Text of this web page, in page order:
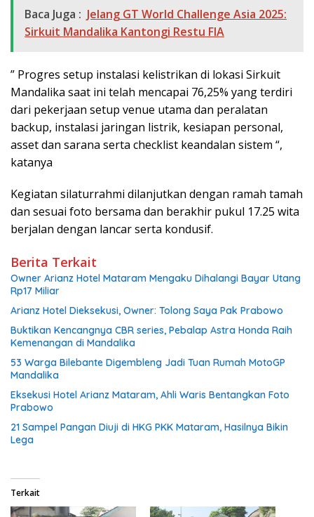
Baca Juga : Jelang GT World Challenge Asia 2025:
Sirkuit Mandalika Kantongi Restu FIA
” Progres setup instalasi kelistrikan di lokasi Sirkuit
Mandalika saat ini telah mencapai 76,25% yang terdiri
dari pekerjaan setup venue utama dan peralatan
backup, instalasi jaringan listrik, kesiapan personal,
asset dan sarana serta checklist keandalan sistem “,
katanya
Kegiatan silaturrahmi dilanjutkan dengan ramah tamah
dan sesuai foto bersama dan berakhir pukul 17.25 wita
berjalan dengan lancar serta kondusif.
Berita Terkait
Owner Arianz Hotel Mataram Mengaku Dihalangi Bayar Utang
Rp17 Miliar
Arianz Hotel Dieksekusi, Owner: Tolong Saya Pak Prabowo
Buktikan Kencangnya CBR series, Pebalap Astra Honda Raih
Kemenangan di Mandalika
53 Warga Bilebante Digembleng Jadi Tuan Rumah MotoGP
Mandalika
Eksekusi Hotel Arianz Mataram, Ahli Waris Bentangkan Foto
Prabowo
21 Sampel Pangan Diuji di HKG PKK Mataram, Hasilnya Bikin
Lega
Terkait